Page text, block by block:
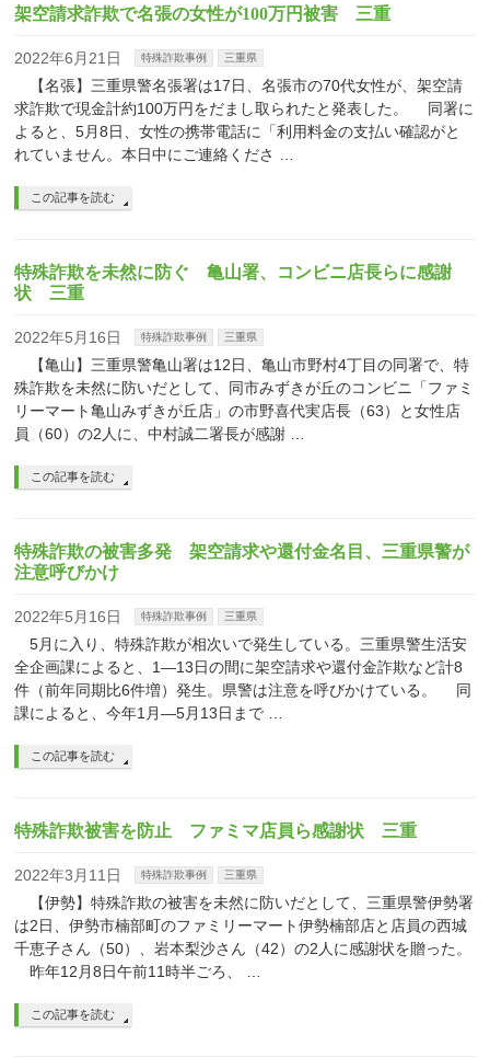
架空請求詐欺で名張の女性が100万円被害 三重
2022年6月21日 特殊詐欺事例 三重県
【名張】三重県警名張署は17日、名張市の70代女性が、架空請
求詐欺で現金計約100万円をだまし取られたと発表した。 同署に
よると、5月8日、女性の携帯電話に「利用料金の支払い確認がと
れていません。本日中にご連絡くださ …
この記事を読む
特殊詐欺を未然に防ぐ 亀山署、コンビニ店長らに感謝
状 三重
2022年5月16日 特殊詐欺事例 三重県
【亀山】三重県警亀山署は12日、亀山市野村4丁目の同署で、特
殊詐欺を未然に防いだとして、同市みずきが丘のコンビニ「ファミ
リーマート亀山みずきが丘店」の市野喜代実店長（63）と女性店
員（60）の2人に、中村誠二署長が感謝 …
この記事を読む
特殊詐欺の被害多発 架空請求や還付金名目、三重県警が
注意呼びかけ
2022年5月16日 特殊詐欺事例 三重県
5月に入り、特殊詐欺が相次いで発生している。三重県警生活安
全企画課によると、1―13日の間に架空請求や還付金詐欺など計8
件（前年同期比6件増）発生。県警は注意を呼びかけている。 同
課によると、今年1月―5月13日まで …
この記事を読む
特殊詐欺被害を防止 ファミマ店員ら感謝状 三重
2022年3月11日 特殊詐欺事例 三重県
【伊勢】特殊詐欺の被害を未然に防いだとして、三重県警伊勢署
は2日、伊勢市楠部町のファミリーマート伊勢楠部店と店員の西城
千恵子さん（50）、岩本梨沙さん（42）の2人に感謝状を贈った。
昨年12月8日午前11時半ごろ、 …
この記事を読む